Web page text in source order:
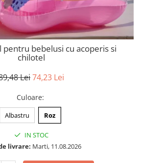
pentru bebelusi cu acoperis si
chilotel
Lei74,23 Lei
Culoare:
Albastru Roz
IN STOC
livrare: Marti, 11.08.2026